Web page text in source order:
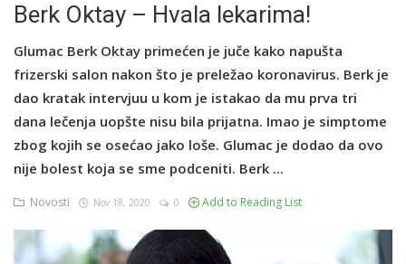
Berk Oktay – Hvala lekarima!
Glumac Berk Oktay primećen je juče kako napušta
frizerski salon nakon što je preležao koronavirus. Berk je
dao kratak intervjuu u kom je istakao da mu prva tri
dana lečenja uopšte nisu bila prijatna. Imao je simptome
zbog kojih se osećao jako loše. Glumac je dodao da ovo
nije bolest koja se sme podceniti. Berk ...
Novosti Nov 18, 2020 0 Add to Reading List